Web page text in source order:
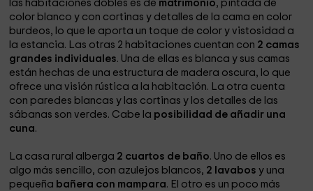
las habitaciones dobles es de matrimonio, pintada de
color blanco y con cortinas y detalles de la cama en color
burdeos, lo que le aporta un toque de color y vistosidad a
la estancia. Las otras 2 habitaciones cuentan con 2 camas
grandes individuales. Una de ellas es blanca y sus camas
están hechas de una estructura de madera oscura, lo que
ofrece una visión rústica a la habitación. La otra cuenta
con paredes blancas y las cortinas y los detalles de las
sábanas son verdes. Cabe la posibilidad de añadir una
cuna.
La casa rural alberga 2 cuartos de baño. Uno de ellos es
algo más sencillo, con azulejos blancos, 2 lavabos y una
pequeña bañera con mampara. El otro es un poco más